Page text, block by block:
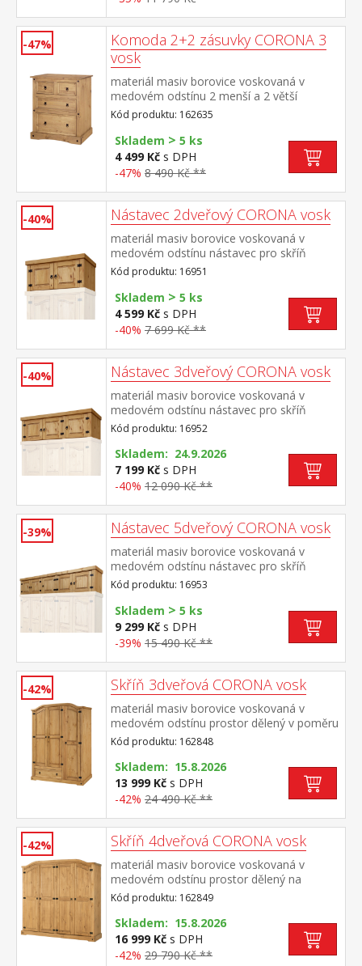
-47%
Komoda 2+2 zásuvky CORONA 3
vosk
materiál masiv borovice voskovaná v
medovém odstínu 2 menší a 2 větší
zásuvky, kovové ozdobné úchytky součást
sestavy Corona 3
Kód produktu: 162635
Skladem > 5 ks
4 499 Kč s DPH
-47% 8 490 Kč **
-40% Nástavec 2dveřový CORONA vosk
materiál masiv borovice voskovaná v
medovém odstínu nástavec pro skříň
162820 součást sestavy Corona
Kód produktu: 16951
Skladem > 5 ks
4 599 Kč s DPH
-40% 7 699 Kč **
-40% Nástavec 3dveřový CORONA vosk
materiál masiv borovice voskovaná v
medovém odstínu nástavec pro skříň
162818 součást sestavy Corona
Kód produktu: 16952
Skladem: 24.9.2026
7 199 Kč s DPH
-40% 12 090 Kč **
-39% Nástavec 5dveřový CORONA vosk
materiál masiv borovice voskovaná v
medovém odstínu nástavec pro skříň
162819 součást sestavy Corona
Kód produktu: 16953
Skladem > 5 ks
9 299 Kč s DPH
-39% 15 490 Kč **
-42% Skříň 3dveřová CORONA vosk
materiál masiv borovice voskovaná v
medovém odstínu prostor dělený v poměru
2:1 širší část šatní tyč a police na klobouky,
ve spodní části široká zásuvka užší část 3
police z toho 2 variabilní kovové ozdobné
úchytky součást sestavy Corona
Kód produktu: 162848
Skladem: 15.8.2026
13 999 Kč s DPH
-42% 24 490 Kč **
-42% Skříň 4dveřová CORONA vosk
materiál masiv borovice voskovaná v
medovém odstínu prostor dělený na
polovinyv levé části šatní tyč a police na
klobouky v pravé části vlevo šatní tyč a
police na klobouky, vpravo 3 police z toho 2
variabilní kovové ozdobné úchytky součást
sestavy Corona
Kód produktu: 162849
Skladem: 15.8.2026
16 999 Kč s DPH
-42% 29 790 Kč **